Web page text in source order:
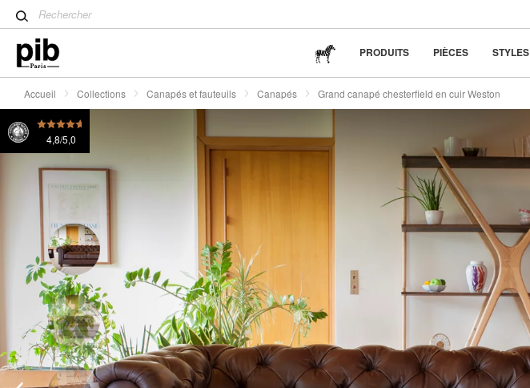
Wabi-Sabi : L'art de trouver la beauté dans la
PRODUITS PIÈCES STYLES
Grand canapé chesterfield en cuir Weston
Accueil Collections Canapés et fauteuils Canapés Grand canapé chesterfield en cuir Weston
4,8/5,0